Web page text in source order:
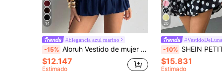
14
#Elegancia azul marino
-15% Aloruh Vestido de mujer de unicolor con cuello halter, espalda descubierta, con dobladillo de burbuja versátil y de moda
$12.147
Estimado
20
-10% SHEIN PETITE Vestido mini elegante beige con cuello halter y lazo
$15.831
Estimado